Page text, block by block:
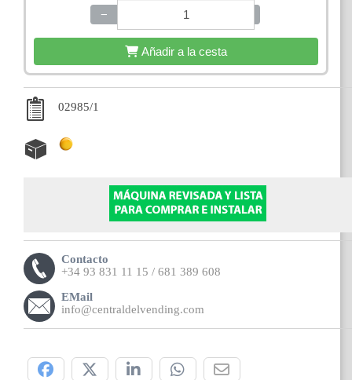
−
Añadir a la cesta
02985/1
Contacto
+34 93 831 11 15 / 681 389 608
EMail
info@centraldelvending.com